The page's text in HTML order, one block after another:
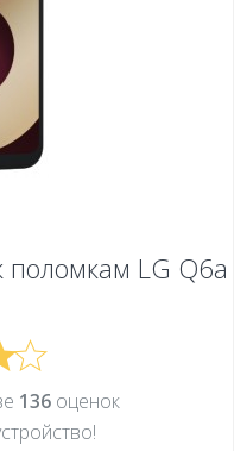
поломкам LG Q6a
136оценок